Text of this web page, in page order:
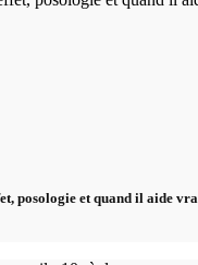
posologie et quand il aide